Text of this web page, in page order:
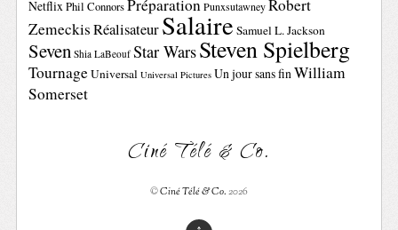
NetflixPhil ConnorsPréparation Punxsutawney Robert
ZemeckisRéalisateurSalaire Samuel L. Jackson
Seven Shia LaBeouf Star WarsSteven Spielberg
TournageUniversal Universal Pictures Un jour sans finWilliam
Somerset
Ciné Télé & Co.
©Ciné Télé & Co.2026